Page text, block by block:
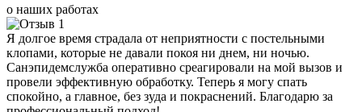
о наших работах
Я долгое время страдала от неприятности с постельными
клопами, которые не давали покоя ни днем, ни ночью.
Санэпидемслужба оперативно среагировали на мой вызов и
провели эффективную обработку. Теперь я могу спать
спокойно, а главное, без зуда и покраснений. Благодарю за